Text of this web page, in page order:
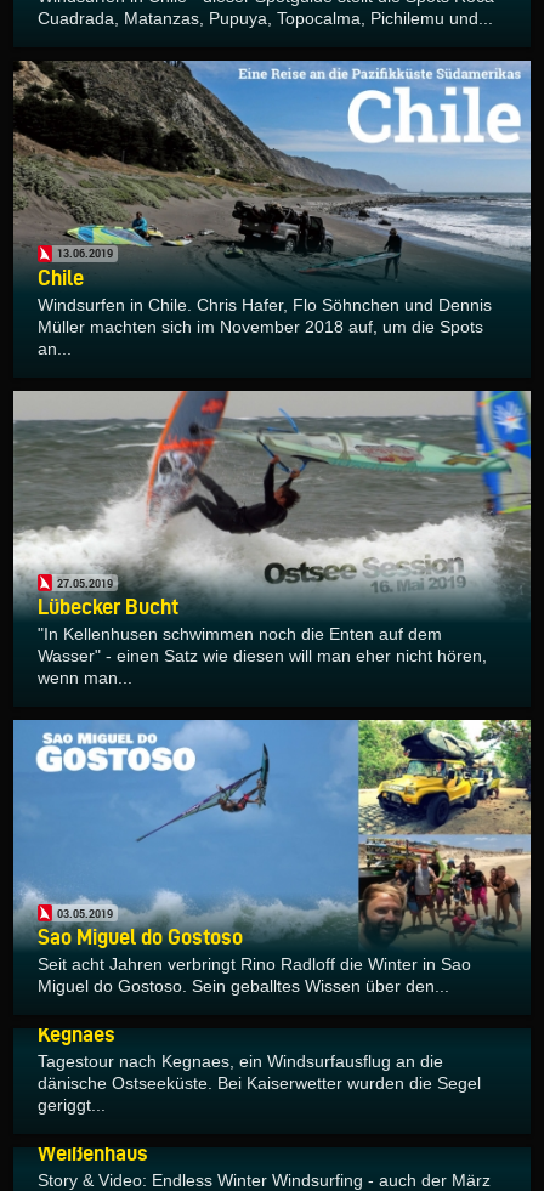
Cuadrada, Matanzas, Pupuya, Topocalma, Pichilemu und...
13.06.2019
Chile
Windsurfen in Chile. Chris Hafer, Flo Söhnchen und Dennis
Müller machten sich im November 2018 auf, um die Spots
an...
27.05.2019
Lübecker Bucht
"In Kellenhusen schwimmen noch die Enten auf dem
Wasser" - einen Satz wie diesen will man eher nicht hören,
wenn man...
03.05.2019
Sao Miguel do Gostoso
Seit acht Jahren verbringt Rino Radloff die Winter in Sao
Miguel do Gostoso. Sein geballtes Wissen über den...
Kegnaes
Tagestour nach Kegnaes, ein Windsurfausflug an die
dänische Ostseeküste. Bei Kaiserwetter wurden die Segel
geriggt...
Weißenhaus
Story & Video: Endless Winter Windsurfing - auch der März